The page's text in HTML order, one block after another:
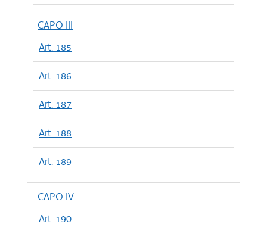
CAPO III
Art. 185
Art. 186
Art. 187
Art. 188
Art. 189
CAPO IV
Art. 190